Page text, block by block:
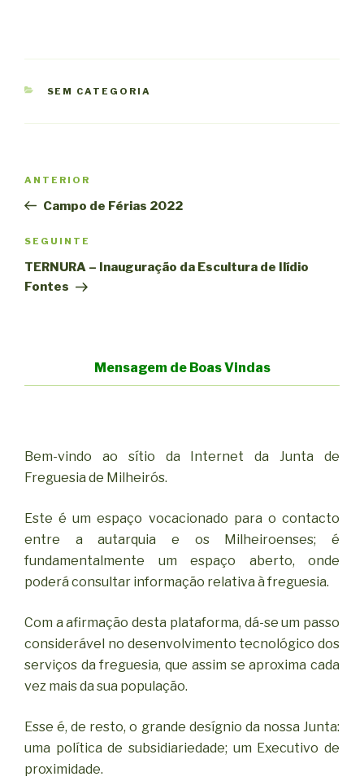
CATEGORIAS
SEM CATEGORIA
artigos
Conteúdo
anterior
ANTERIOR
Campo de Férias 2022
Conteúdo
seguinte
SEGUINTE
TERNURA – Inauguração da Escultura de Ilídio
Fontes
Mensagem de Boas Vindas
Bem-vindo ao sítio da Internet da Junta de
Freguesia de Milheirós.
Este é um espaço vocacionado para o contacto
entre a autarquia e os Milheiroenses; é
fundamentalmente um espaço aberto, onde
poderá consultar informação relativa à freguesia.
Com a afirmação desta plataforma, dá-se um passo
considerável no desenvolvimento tecnológico dos
serviços da freguesia, que assim se aproxima cada
vez mais da sua população.
Esse é, de resto, o grande desígnio da nossa Junta:
uma política de subsidiariedade; um Executivo de
proximidade.